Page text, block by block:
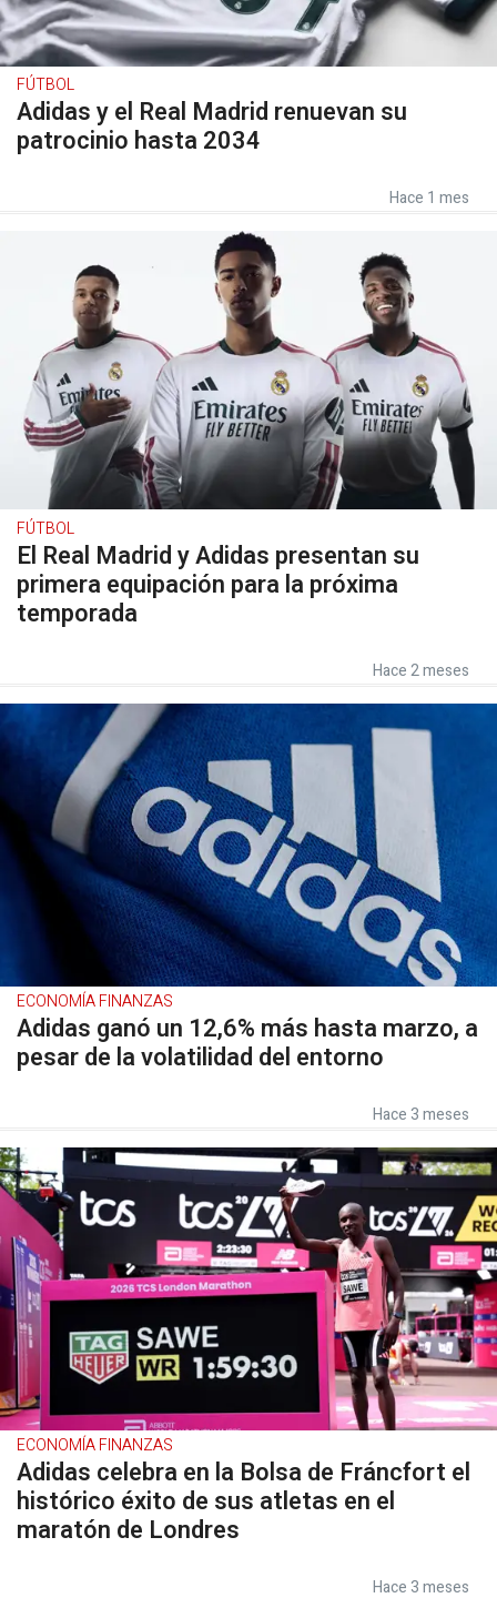
FÚTBOL
Adidas y el Real Madrid renuevan su
patrocinio hasta 2034
Hace 1 mes
FÚTBOL
El Real Madrid y Adidas presentan su
primera equipación para la próxima
temporada
Hace 2 meses
ECONOMÍA FINANZAS
Adidas ganó un 12,6% más hasta marzo, a
pesar de la volatilidad del entorno
Hace 3 meses
ECONOMÍA FINANZAS
Adidas celebra en la Bolsa de Fráncfort el
histórico éxito de sus atletas en el
maratón de Londres
Hace 3 meses